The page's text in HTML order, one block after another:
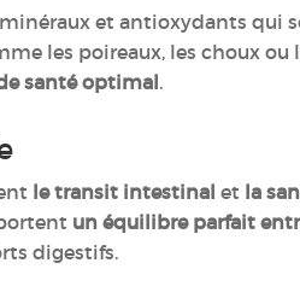
et antioxydants qui
les poireaux, les choux ou
santé optimal.
le transit intestinal et la
un équilibre parfait
digestifs.